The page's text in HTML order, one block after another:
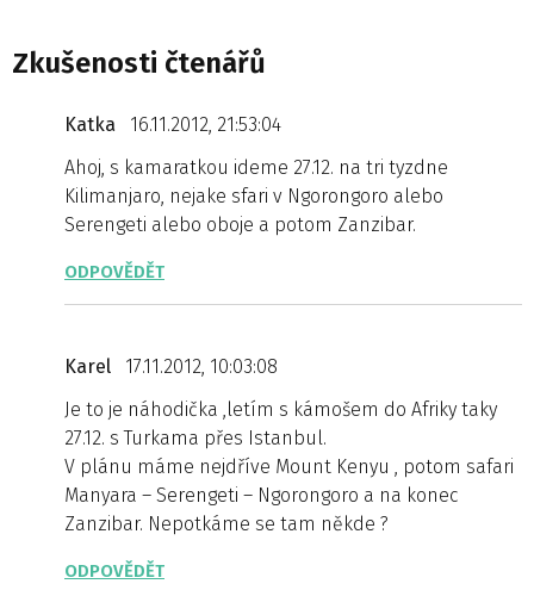
Zkušenosti čtenářů
Katka
16.11.2012, 21:53:04
Ahoj, s kamaratkou ideme 27.12. na tri tyzdne
Kilimanjaro, nejake sfari v Ngorongoro alebo
Serengeti alebo oboje a potom Zanzibar.
ODPOVĚDĚT
Karel
17.11.2012, 10:03:08
Je to je náhodička ,letím s kámošem do Afriky taky
27.12. s Turkama přes Istanbul.
V plánu máme nejdříve Mount Kenyu , potom safari
Manyara – Serengeti – Ngorongoro a na konec
Zanzibar. Nepotkáme se tam někde ?
ODPOVĚDĚT